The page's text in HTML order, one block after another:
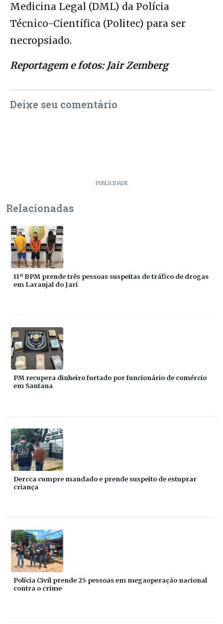
Medicina Legal (DML) da Polícia
Técnico-Científica (Politec) para ser
necropsiado.
Reportagem e fotos: Jair Zemberg
Deixe seu comentário
PUBLICIDADE
Relacionadas
11º BPM prende três pessoas suspeitas de tráfico de drogas
em Laranjal do Jari
PM recupera dinheiro furtado por funcionário de comércio
em Santana
Dercca cumpre mandado e prende suspeito de estuprar
criança
Polícia Civil prende 25 pessoas em megaoperação nacional
contra o crime